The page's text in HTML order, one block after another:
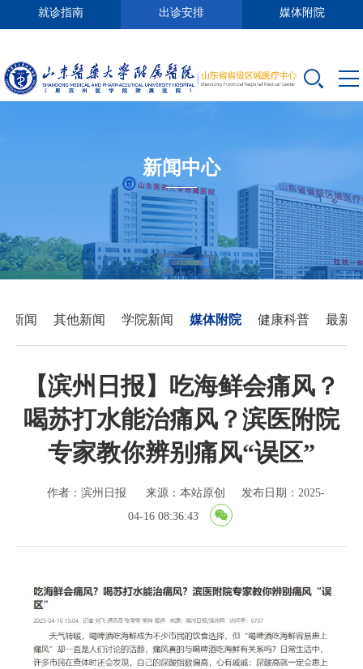
就诊指南 出诊安排 媒体附院
新闻中心
新闻 其他新闻 学院新闻 媒体附院 健康科普 最新
【滨州日报】吃海鲜会痛风？
喝苏打水能治痛风？滨医附院
专家教你辨别痛风“误区”
作者：滨州日报 来源：本站原创
发布日期：2025-
04-16 08:36:43